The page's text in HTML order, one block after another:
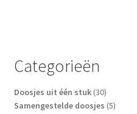
Categorieën
Doosjes uit één stuk 3030
producten
Samengestelde doosjes 55